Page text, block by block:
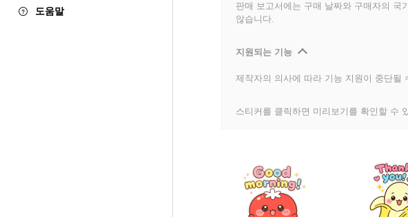
도움말
판매 보고서에는 구매 날짜와 구매자의 국
않습니다.
지원되는 기능
제작자의 의사에 따라 기능 지원이 중단될
스티커를 클릭하면 미리보기를 확인할 수